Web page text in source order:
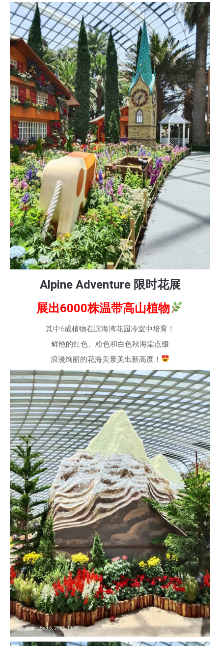
Alpine Adventure 限时花展
展出6000株温带高山植物
其中6成植物在滨海湾花园冷室中培育！
鲜艳的红色、粉色和白色秋海棠点缀
浪漫绚丽的花海美景美出新高度！